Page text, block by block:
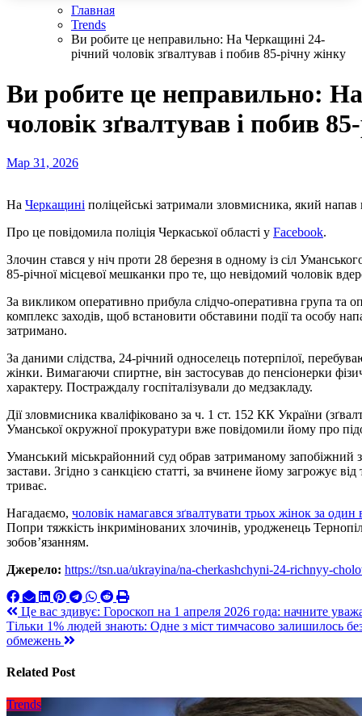
Главная
Trends
Ви робите це неправильно: На Черкащині 24-
річний чоловік зґвалтував і побив 85-річну жінку
Ви робите це неправильно:
чоловік зґвалтував і побив
Мар 31, 2026
На Черкащині поліцейські затримали зловмисника, який напав
Про це повідомила поліція Черкаської області у Facebook.
Злочин стався у ніч проти 28 березня в одному із сіл
85-річної місцевої мешканки про те, що невідомий чоловік
За викликом оперативно прибула слідчо-оперативна група та
комплекс заходів, щоб встановити обставини події та особу
затримано.
За даними слідства, 24-річний односелець потерпілої,
жінки. Вимагаючи спиртне, він застосував до пенсіонерки
характеру. Постраждалу госпіталізували до медзакладу.
Дії зловмисника кваліфіковано за ч. 1 ст. 152 КК України
Уманської окружної прокуратури вже повідомили йому про
Уманський міськрайонний суд обрав затриманому запобіжний
застави. Згідно з санкцією статті, за вчинене йому загрожує
триває.
Нагадаємо, чоловік намагався зґвалтувати трьох жінок за один
Попри тяжкість інкримінованих злочинів, уродженець
зобов’язанням.
Джерело: https://tsn.ua/ukrayina/na-cherkashchyni-24-richnyy-
Навигация
по
Це вас здивує: Гороскоп на 1 апреля 2026 года: начните
Тільки 1% людей знають: Одне з міст тимчасово залишилось
обмежень
Related Post
Trends